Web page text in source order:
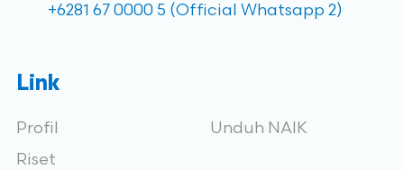
+6281 67 0000 5 (Official Whatsapp 2)
Link
Profil
Riset
Unduh NAIK